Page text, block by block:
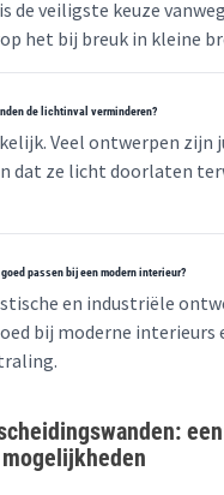
de veiligste keuze
het bij breuk in kleine
de lichtinval verminderen?
Veel ontwerpen zijn
dat ze licht doorlaten
passen bij een modern interieur?
en industriële
bij moderne interieurs